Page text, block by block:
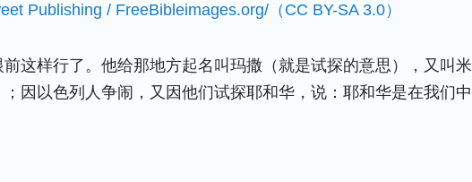
Publishing / FreeBibleimages.org/ （CC BY-SA 3.0）
这样行了。他给那地方起名叫玛撒（就是试探的意思），又叫米
因以色列人争闹，又因他们试探耶和华，说：耶和华是在我们中